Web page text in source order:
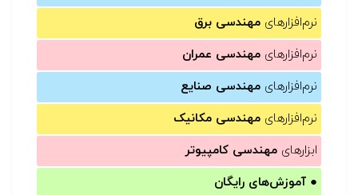
نرم‌افزارهای مهندسی برق
نرم‌افزارهای مهندسی عمران
نرم‌افزارهای مهندسی صنایع
نرم‌افزارهای مهندسی مکانیک
ابزارهای مهندسی کامپیوتر
● آموزش‌های رایگان